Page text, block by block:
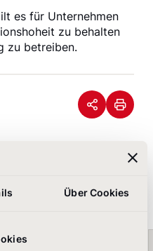
Über Cookies
es für Unternehmen
zu behalten
zu betreiben.
Warum der Plan